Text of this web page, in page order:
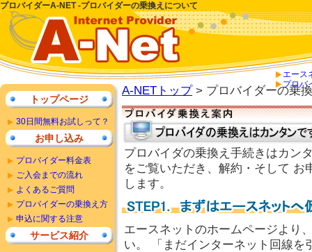
プロバイダーA-NET -プロバイダーの乗換えについて
エース
プロバ
A-NETトップ> プロバイダーの乗
プロバイダの乗換え手続きはカン
をご覧いただき、解約・そして
します。
エースネットのホームページより
い。 「まだインターネット回線を
トップページ
30日間無料お試しって？
お申し込み
プロバイダー料金表
ご入会までの流れ
よくあるご質問
プロバイダーの乗換え方
申込に関する注意
サービス紹介